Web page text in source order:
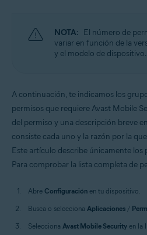
NOTA: El número de
variar en función de la
y el modelo de dispositivo.
A continuación, te indicamos los
permisos que requiere Avast Mobile
del permiso y una descripción breve
consiste cada uno y la razón por la
Este artículo describe únicamente los
Para comprobar la lista completa de
Abre Configuración en tu dispositivo.
Busca o selecciona Aplicaciones /
Selecciona Avast Mobile Security en la